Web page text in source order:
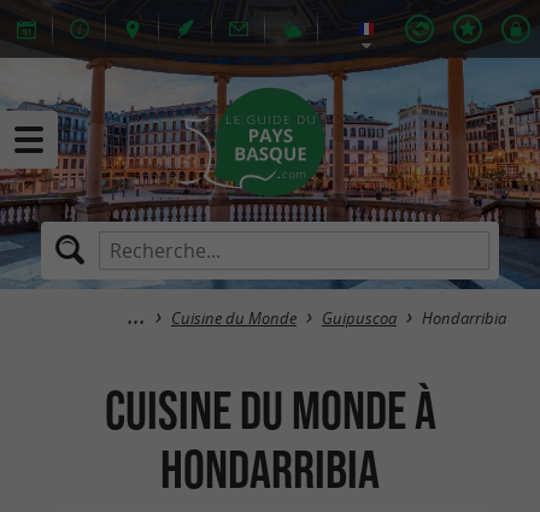
Cuisine du Monde Guipuscoa Hondarribia
Cuisine du Monde à
Hondarribia